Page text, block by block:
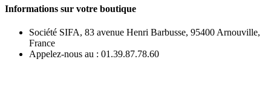
Informations sur votre boutique
Société SIFA, 83 avenue Henri Barbusse, 95400 Arnouville,
France
Appelez-nous au : 01.39.87.78.60